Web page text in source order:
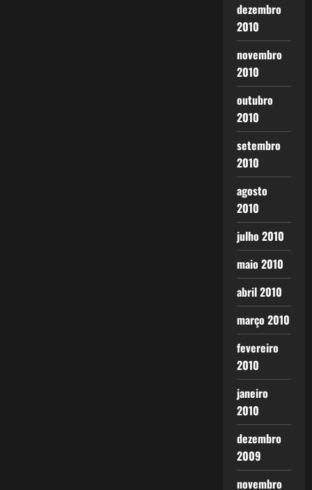
dezembro
2010
novembro
2010
outubro
2010
setembro
2010
agosto
2010
julho 2010
maio 2010
abril 2010
março 2010
fevereiro
2010
janeiro
2010
dezembro
2009
novembro